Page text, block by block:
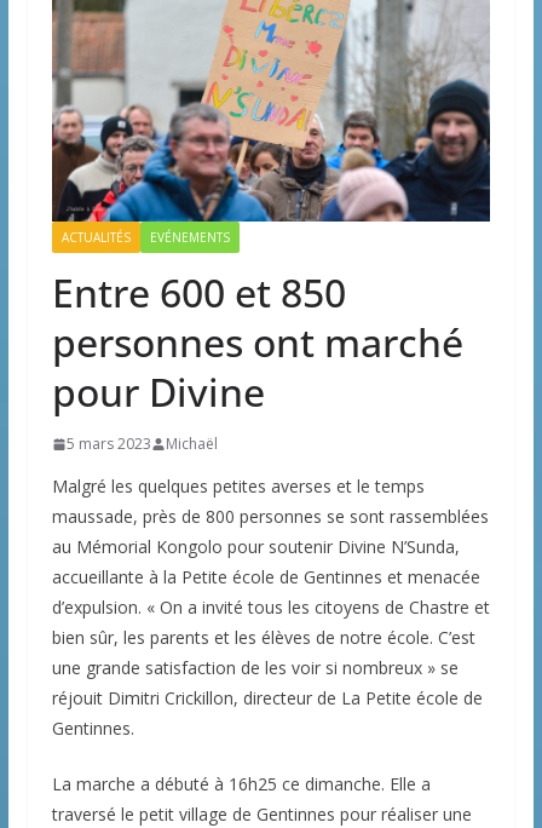
ACTUALITÉS EVÉNEMENTS
Entre 600 et 850
personnes ont marché
pour Divine
5 mars 2023 Michaël
Malgré les quelques petites averses et le temps
maussade, près de 800 personnes se sont rassemblées
au Mémorial Kongolo pour soutenir Divine N’Sunda,
accueillante à la Petite école de Gentinnes et menacée
d’expulsion. « On a invité tous les citoyens de Chastre et
bien sûr, les parents et les élèves de notre école. C’est
une grande satisfaction de les voir si nombreux » se
réjouit Dimitri Crickillon, directeur de La Petite école de
Gentinnes.
La marche a débuté à 16h25 ce dimanche. Elle a
traversé le petit village de Gentinnes pour réaliser une